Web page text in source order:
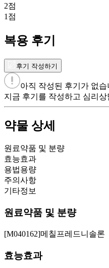
2점
1 점
복용 후기
후기 작성하기
아직 작성된 후기가 없습
지금 후기를 작성하고 심리
약물 상세
원료약품 및 분량
효능효과
용법용량
주의사항
기타정보
원료약품 및 분량
[M040162]메칠프레드니솔론
효능효과